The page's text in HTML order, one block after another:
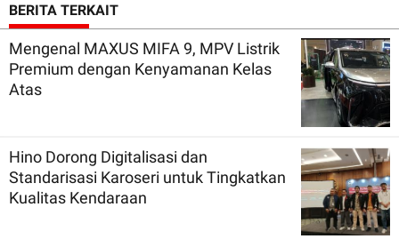
BERITA TERKAIT
Mengenal MAXUS MIFA 9, MPV Listrik
Premium dengan Kenyamanan Kelas
Atas
Hino Dorong Digitalisasi dan
Standarisasi Karoseri untuk Tingkatkan
Kualitas Kendaraan